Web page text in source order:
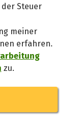
Steuer
meiner
erfahren.
zu.